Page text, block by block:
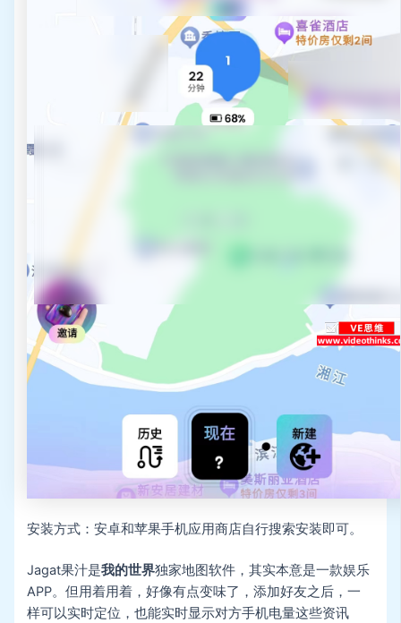
安装方式：安卓和苹果手机应用商店自行搜索安装即可。
Jagat果汁是我的世界独家地图软件，其实本意是一款娱乐
APP。但用着用着，好像有点变味了，添加好友之后，一
样可以实时定位，也能实时显示对方手机电量这些资讯